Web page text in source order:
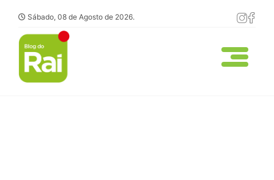
Sábado, 08 de Agosto de 2026.